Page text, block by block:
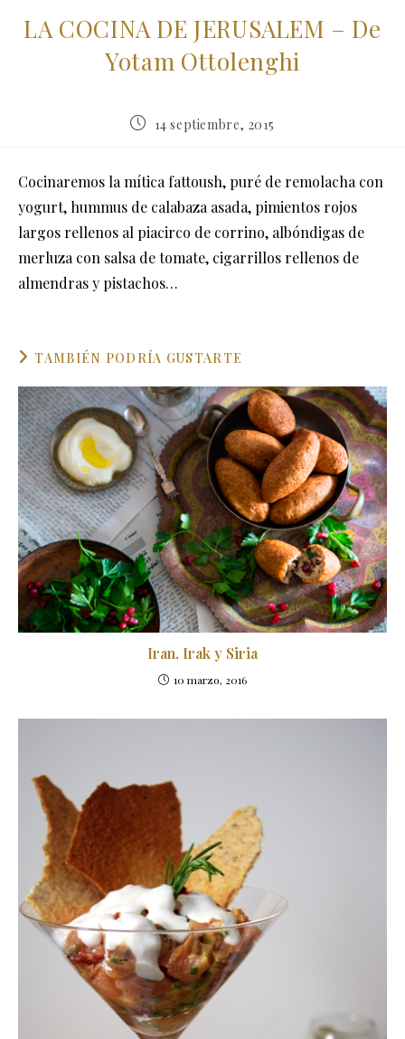
LA COCINA DE JERUSALEM – De
Yotam Ottolenghi
Publicación
entrada:
14 septiembre, 2015
Cocinaremos la mítica fattoush, puré de remolacha con
yogurt, hummus de calabaza asada, pimientos rojos
largos rellenos al piacirco de corrino, albóndigas de
merluza con salsa de tomate, cigarrillos rellenos de
almendras y pistachos…
TAMBIÉN PODRÍA GUSTARTE
Iran, Irak y Siria
10 marzo, 2016